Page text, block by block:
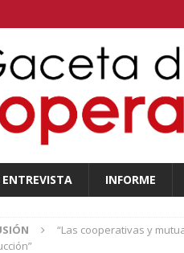
ENTREVISTA INFORME
“Las cooperativas y